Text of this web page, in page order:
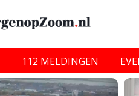
112 MELDINGEN